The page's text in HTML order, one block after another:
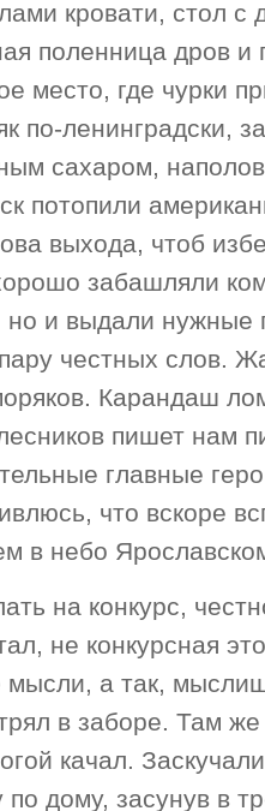
кровати, стол с
поленница дров и
место, где чурки
по-ленинградски,
сахаром,
потопили
выхода, чтоб
забашляли
но и выдали нужные
честных слов.
Карандаш
пишет нам
главные
что вскоре
в небо
на конкурс,
не конкурсная
а так,
в заборе. Там
качал.
дому, засунув в